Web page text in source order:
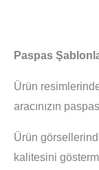
Paspas
Ürün
aracınızın
Ürün
kalitesini